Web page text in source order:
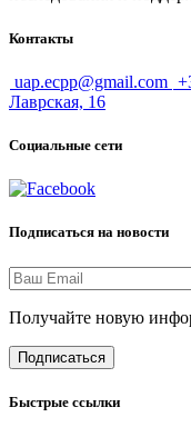
Контакты
uap.ecpp@gmail.com
Лаврская, 16
Социальные сети
Подписаться на новости
Получайте новую
Подписаться
Быстрые ссылки